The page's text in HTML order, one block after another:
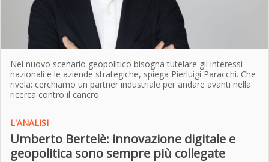
Nel nuovo scenario geopolitico bisogna tutelare gli interessi
nazionali e le aziende strategiche, spiega Pierluigi Paracchi. Che
rivela: cerchiamo un partner industriale per andare avanti nella
ricerca contro il cancro
L'ANALISI
Umberto Bertelè: innovazione digitale e
geopolitica sono sempre più collegate